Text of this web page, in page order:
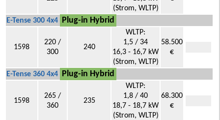
(Strom, WLTP)
E-Tense 300 4x4 Plug-in Hybrid
1598
220 /
300
240
WLTP:
1,5 / 34
16,3 - 16,7 kW
(Strom, WLTP)
58.500
€
E-Tense 360 4x4 Plug-in Hybrid
1598
265 /
360
235
WLTP:
1,8 / 40
18,7 - 18,7 kW
(Strom, WLTP)
68.300
€